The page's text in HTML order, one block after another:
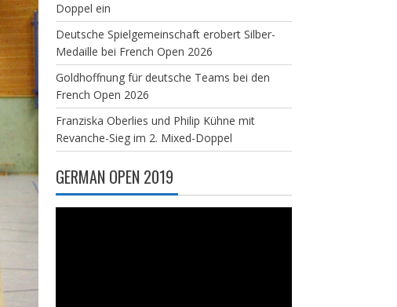
Doppel ein
Deutsche Spielgemeinschaft erobert Silber-
Medaille bei French Open 2026
Goldhoffnung für deutsche Teams bei den
French Open 2026
Franziska Oberlies und Philip Kühne mit
Revanche-Sieg im 2. Mixed-Doppel
GERMAN OPEN 2019